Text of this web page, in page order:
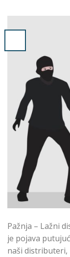
Pažnja – Lažni
je pojava
naši distributeri,